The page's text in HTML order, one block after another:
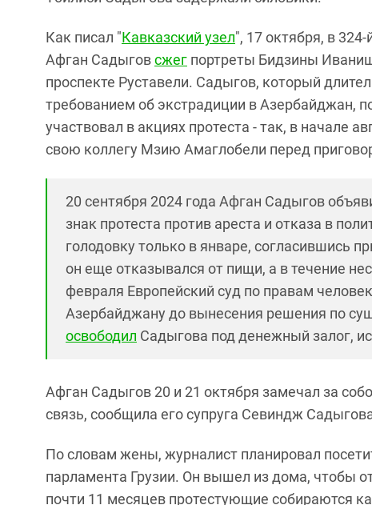
Как писал "Кавказский узел", 17 октября, в
Афган Садыговсжег портреты Бидзины
проспекте Руставели. Садыгов, который
требованием об экстрадиции в Азербайджан,
участвовал в акциях протеста - так, в начале
свою коллегу Мзию Амаглобели перед
20 сентября 2024 года Афган Садыгов
знак протеста против ареста и отказа в
голодовку только в январе, согласившись
он еще отказывался от пищи, а в течение
февраля Европейский суд по правам
Азербайджану до вынесения решения по
освободил Садыгова под денежный залог,
Афган Садыгов 20 и 21 октября замечал за
связь, сообщила его супруга Севиндж
По словам жены, журналист планировал
парламента Грузии. Он вышел из дома, чтобы
почти 11 месяцев протестующие собираются